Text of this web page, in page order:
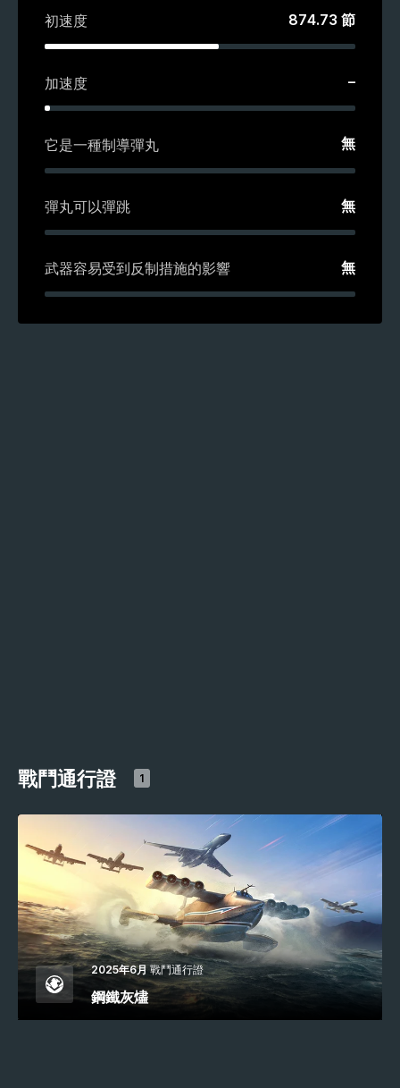
初速度 874.73 節
加速度 –
它是一種制導彈丸 無
彈丸可以彈跳 無
武器容易受到反制措施的影響 無
戰鬥通行證 1
2025年6月 戰鬥通行證
鋼鐵灰燼